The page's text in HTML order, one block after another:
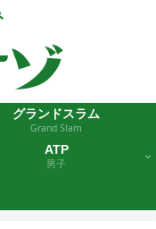
グランドスラム
Grand Slam
ATP
男子